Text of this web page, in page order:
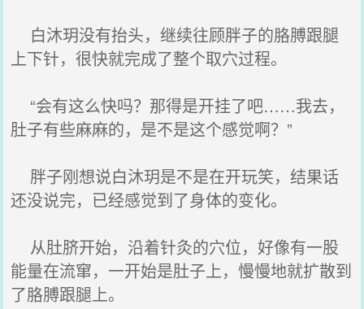
白沐玥没有抬头，继续往顾胖子的胳膊跟腿
上下针，很快就完成了整个取穴过程。
“会有这么快吗？那得是开挂了吧……我去，
肚子有些麻麻的，是不是这个感觉啊？”
胖子刚想说白沐玥是不是在开玩笑，结果话
还没说完，已经感觉到了身体的变化。
从肚脐开始，沿着针灸的穴位，好像有一股
能量在流窜，一开始是肚子上，慢慢地就扩散到
了胳膊跟腿上。